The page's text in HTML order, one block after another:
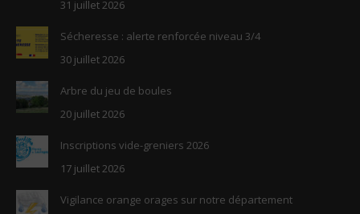
31 juillet 2026
Sécheresse : alerte renforcée niveau 3/4
30 juillet 2026
Arbre du jeu de boules
20 juillet 2026
Inscriptions vide-greniers 2026
17 juillet 2026
Vigilance orange orages sur notre département